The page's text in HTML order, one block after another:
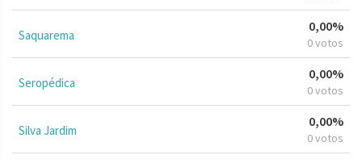
Saquarema
0,00%
0 votos
Seropédica
0,00%
0 votos
Silva Jardim
0,00%
0 votos